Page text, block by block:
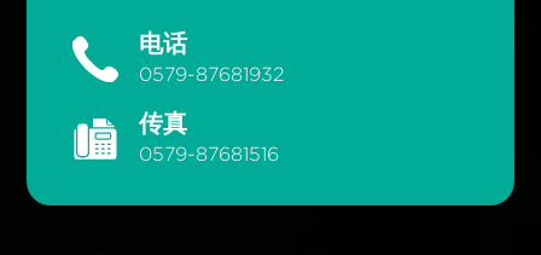
电话
0579-87681932
传真
0579-87681516